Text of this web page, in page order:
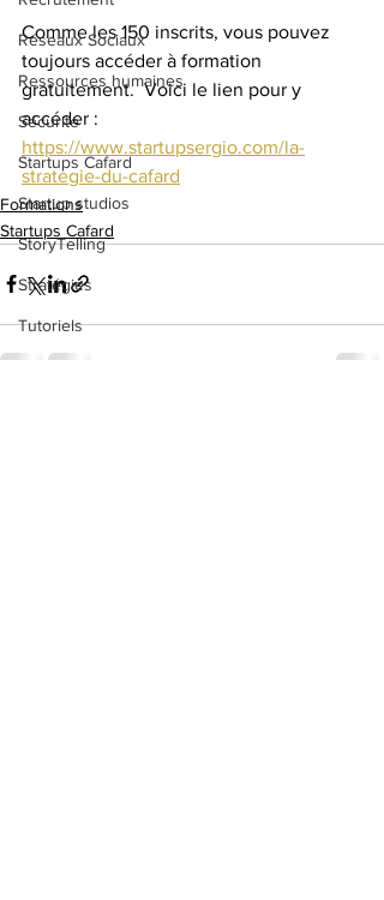
Réseaux Sociaux
Ressources humaines
Sécurité
Startups Cafard
Startup studios
StoryTelling
Stratégies
Tutoriels
Vente
Comme les 150 inscrits, vous pouvez
toujours accéder à formation
gratuitement.  Voici le lien pour y
accéder :
https://www.startupsergio.com/la-
strategie-du-cafard
Formations
Startups Cafard